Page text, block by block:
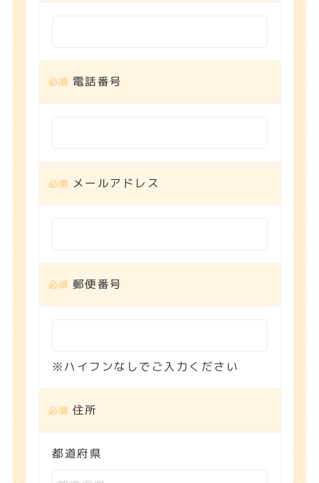
電話番号
メールアドレス
郵便番号
※ハイフンなしでご入力ください
住所
都道府県